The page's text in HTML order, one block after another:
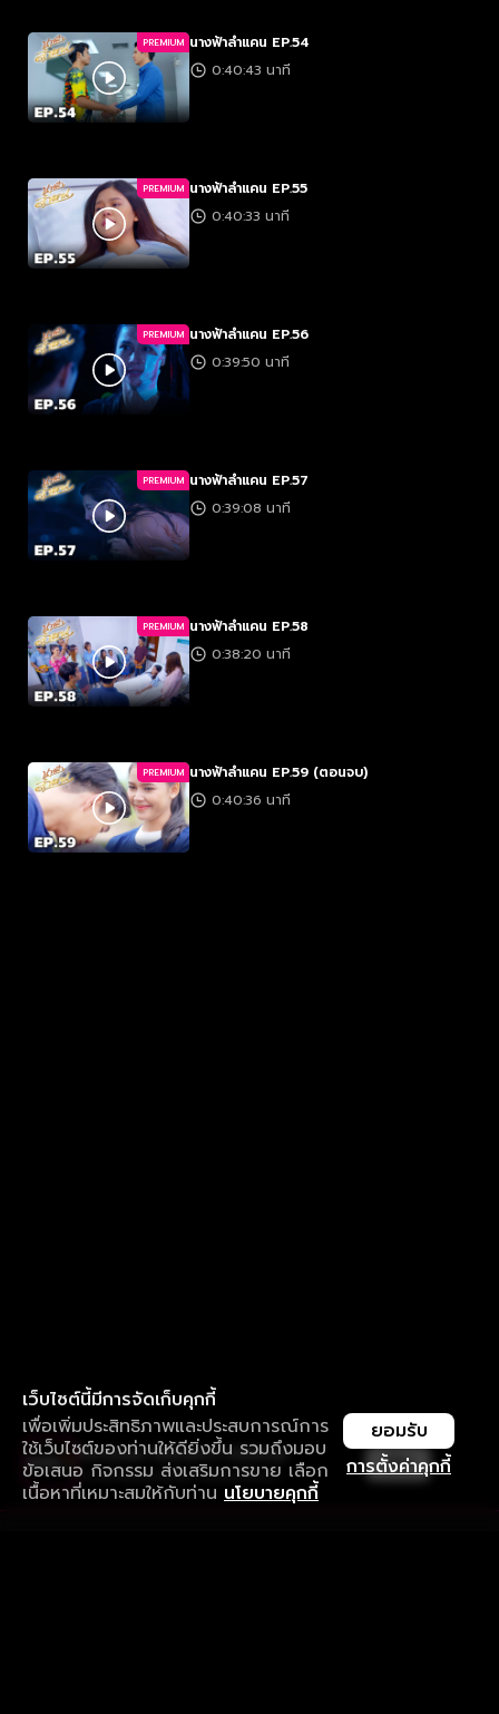
PREMIUM นางฟ้าลำแคน EP.54
0:40:43 นาที
PREMIUM นางฟ้าลำแคน EP.55
0:40:33 นาที
PREMIUM นางฟ้าลำแคน EP.56
0:39:50 นาที
PREMIUM นางฟ้าลำแคน EP.57
0:39:08 นาที
PREMIUM นางฟ้าลำแคน EP.58
0:38:20 นาที
PREMIUM นางฟ้าลำแคน EP.59 (ตอนจบ)
0:40:36 นาที
เว็บไซต์นี้มีการจัดเก็บคุกกี้
เพื่อเพิ่มประสิทธิภาพและประสบการณ์การ
ใช้เว็บไซต์ของท่านให้ดียิ่งขึ้น รวมถึงมอบ
ข้อเสนอ กิจกรรม ส่งเสริมการขาย เลือก
เนื้อหาที่เหมาะสมให้กับท่าน นโยบายคุกกี้
การตั้งค่าคุกกี้
ยอมรับ
ใช้งานแอป ลื่นไหลกว่า ไม่มีสะดุด
ดาวน์โหลดแอปเพื่อการรับชมที่ดีกว่า เปิด